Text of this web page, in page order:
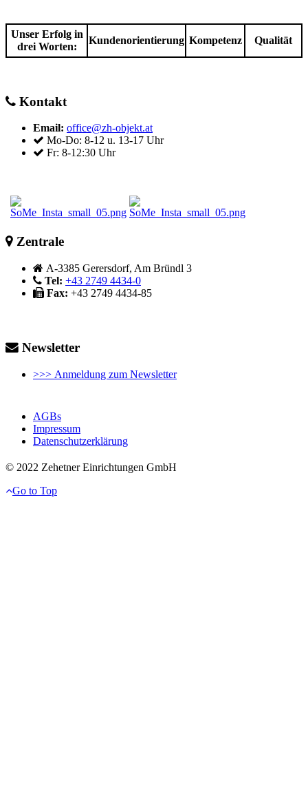
Unser Erfolg in
drei Worten:
Kundenorientierung Kompetenz Qualität
Kontakt
Email: office@zh-objekt.at
Mo-Do: 8-12 u. 13-17 Uhr
Fr: 8-12:30 Uhr
Zentrale
A-3385 Gerersdorf, Am Bründl 3
Tel: +43 2749 4434-0
Fax: +43 2749 4434-85
Newsletter
>>> Anmeldung zum Newsletter
AGBs
Impressum
Datenschutzerklärung
© 2022 Zehetner Einrichtungen GmbH
Go to Top